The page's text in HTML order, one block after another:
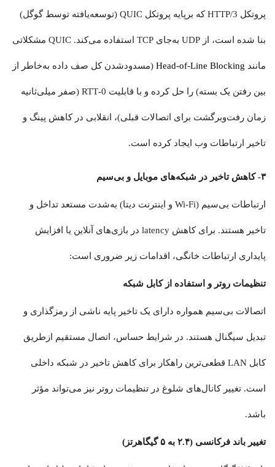
پروتکل HTTP/3 که برپایه پروتکل QUIC (توسعه‌یافته توسط گوگل)
بنا شده است، از UDP به‌جای TCP استفاده می‌کند. QUIC مشکلاتی
مانند Head-of-Line Blocking (مسدودشدن کل صف داده به‌خاطر از
بین رفتن یک بسته) را حل کرده و با قابلیت 0-RTT (صفر میلی‌ثانیه
زمان رفت‌وبرگشت برای اتصالات قبلی)، انقلابی در کاهش پینگ و
تاخیر ارتباطات وب ایجاد کرده است.
۳- کاهش تاخیر در شبکه‌های موبایل و بی‌سیم
ارتباطات بی‌سیم (Wi-Fi و اینترنت دیتا) به‌شدت مستعد تداخل و
تاخیر هستند. برای کاهش latency در بازی‌های آنلاین یا افزایش
پایداری ارتباطات خانگی، اقدامات زیر ضروری است:
تنظیمات روتر و استفاده از کابل شبکه
اتصالات بی‌سیم همواره دارای یک تاخیر پایه ناشی از رمزگذاری و
تبدیل سیگنال هستند. در شرایط حساس، اتصال مستقیم ازطریق
کابل LAN قطعی‌ترین راهکار برای کاهش تاخیر در شبکه داخلی
است. تغییر کانال‌های شلوغ در تنظیمات روتر نیز می‌تواند مؤثر
باشد.
تغییر باند فرکانسی (۲.۴ به ۵ گیگاهرتز)